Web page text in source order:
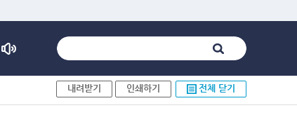
내려받기 인쇄하기 전체 닫기